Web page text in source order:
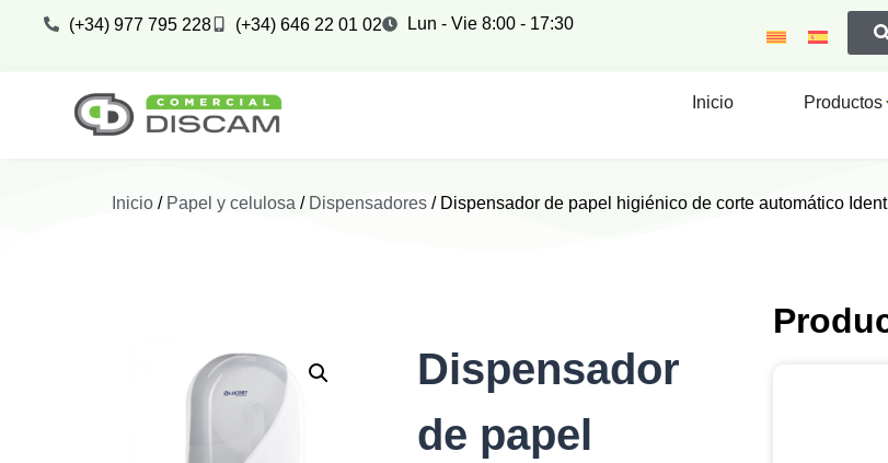
(+34) 977 795 228 (+34) 646 22 01 02 Lun - Vie 8:00 - 17:30
Inicio Productos
Inicio / Papel y celulosa / Dispensadores / Dispensador de papel higiénico de corte automático
Dispensador
de papel